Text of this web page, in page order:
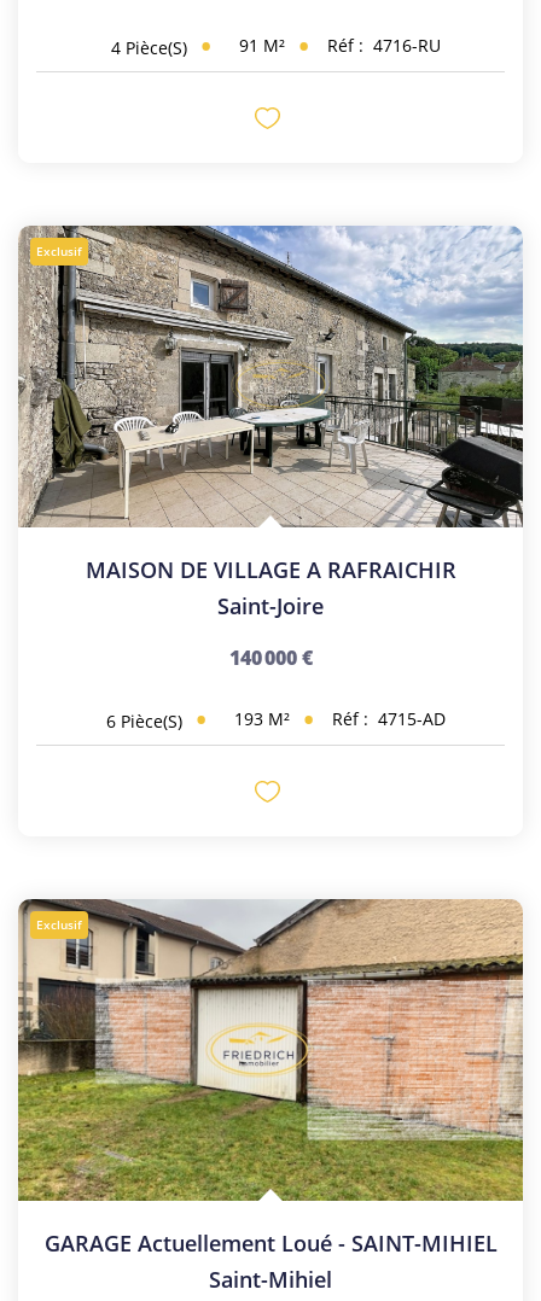
4 Pièce(s) 91 M² Réf : 4716-RU
Exclusif
MAISON DE VILLAGE A RAFRAICHIR
Saint-Joire
140 000 €
6 Pièce(s) 193 M² Réf : 4715-AD
Exclusif
GARAGE Actuellement Loué - SAINT-MIHIEL
Saint-Mihiel